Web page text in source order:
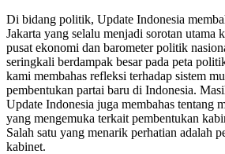
Di bidang politik, Update Indonesia
Jakarta yang selalu menjadi sorotan utama
pusat ekonomi dan barometer politik
seringkali berdampak besar pada peta
kami membahas refleksi terhadap sistem
pembentukan partai baru di Indonesia.
Update Indonesia juga membahas tentang
yang mengemuka terkait pembentukan
Salah satu yang menarik perhatian adalah
kabinet.